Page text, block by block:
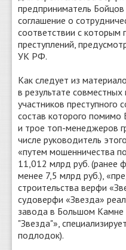
предприниматель
соглашение о
соответствии с которым
преступлений,
УК РФ.
Как следует из
в результате
участников преступного
состав которого
и трое топ-менеджеров
числе руководитель
«путем мошенничества
11,012 млрд руб. (ранее
менее 7,5 млрд руб.),
строительства верфи
судоверфи «Звезда»
завода в Большом Камне
"Звезда"»,
подлодок).